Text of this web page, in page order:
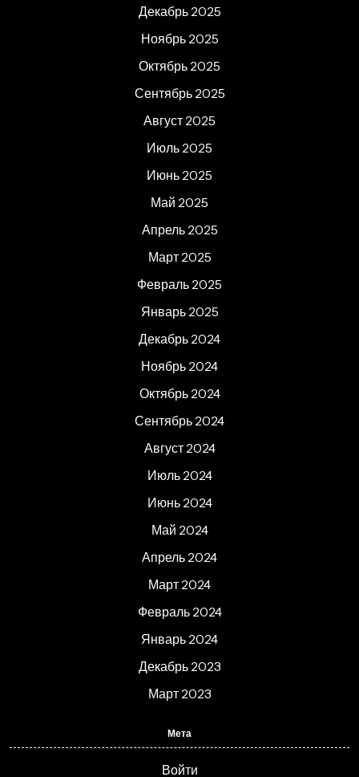
Декабрь 2025
Ноябрь 2025
Октябрь 2025
Сентябрь 2025
Август 2025
Июль 2025
Июнь 2025
Май 2025
Апрель 2025
Март 2025
Февраль 2025
Январь 2025
Декабрь 2024
Ноябрь 2024
Октябрь 2024
Сентябрь 2024
Август 2024
Июль 2024
Июнь 2024
Май 2024
Апрель 2024
Март 2024
Февраль 2024
Январь 2024
Декабрь 2023
Март 2023
Мета
Войти